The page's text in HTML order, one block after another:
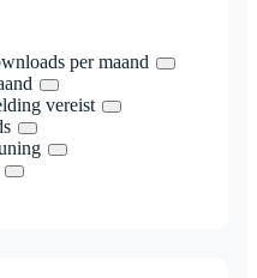
per maand
vereist